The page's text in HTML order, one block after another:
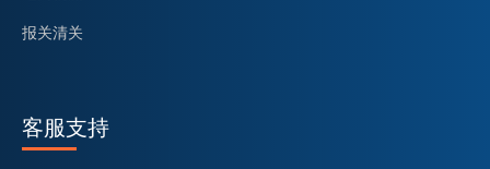
报关清关
客服支持